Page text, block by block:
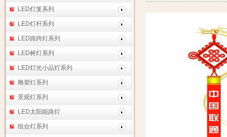
LED灯笼系列
LED灯杆系列
LED路跨灯系列
LED树灯系列
LED灯光小品灯系列
雕塑灯系列
景观灯系列
LED太阳能路灯
组合灯系列